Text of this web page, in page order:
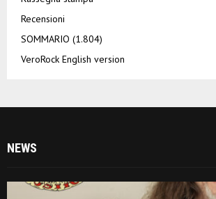
Recensioni
SOMMARIO (1.804)
VeroRock English version
NEWS